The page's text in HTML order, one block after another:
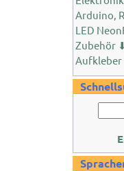
Arduino,
LED
Zubehör ⬇
Aufkleber